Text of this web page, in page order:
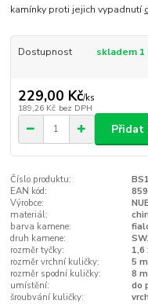
kamínky proti jejich vypadnutí
Dostupnost skladem 1
229,00 Kč/ks
189,26 Kč bez DPH
Přidat
Číslo produktu:
EAN kód:
Výrobce:
materiál:
barva kamene:
druh kamene:
rozměr tyčky:
1,6
rozměr vrchní kuličky:
5
rozměr spodní kuličky:
8
umístění:
do
šroubvání kuličky: